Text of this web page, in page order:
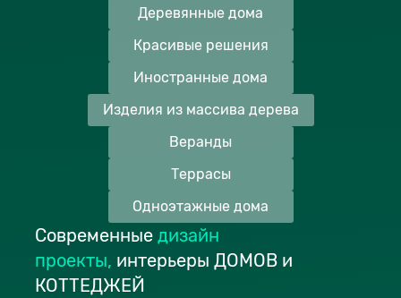
Деревянные дома
Красивые решения
Иностранные дома
Изделия из массива дерева
Веранды
Террасы
Одноэтажные дома
Современные дизайн
проекты, интерьеры ДОМОВ и
КОТТЕДЖЕЙ